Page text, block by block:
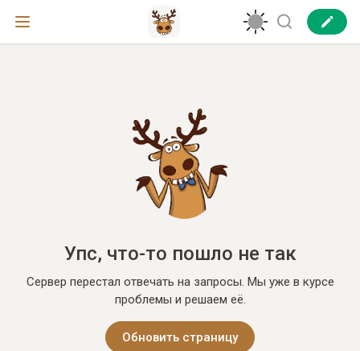
Упс, что-то пошло не так
Сервер перестал отвечать на запросы. Мы уже в курсе
проблемы и решаем её.
Обновить страницу